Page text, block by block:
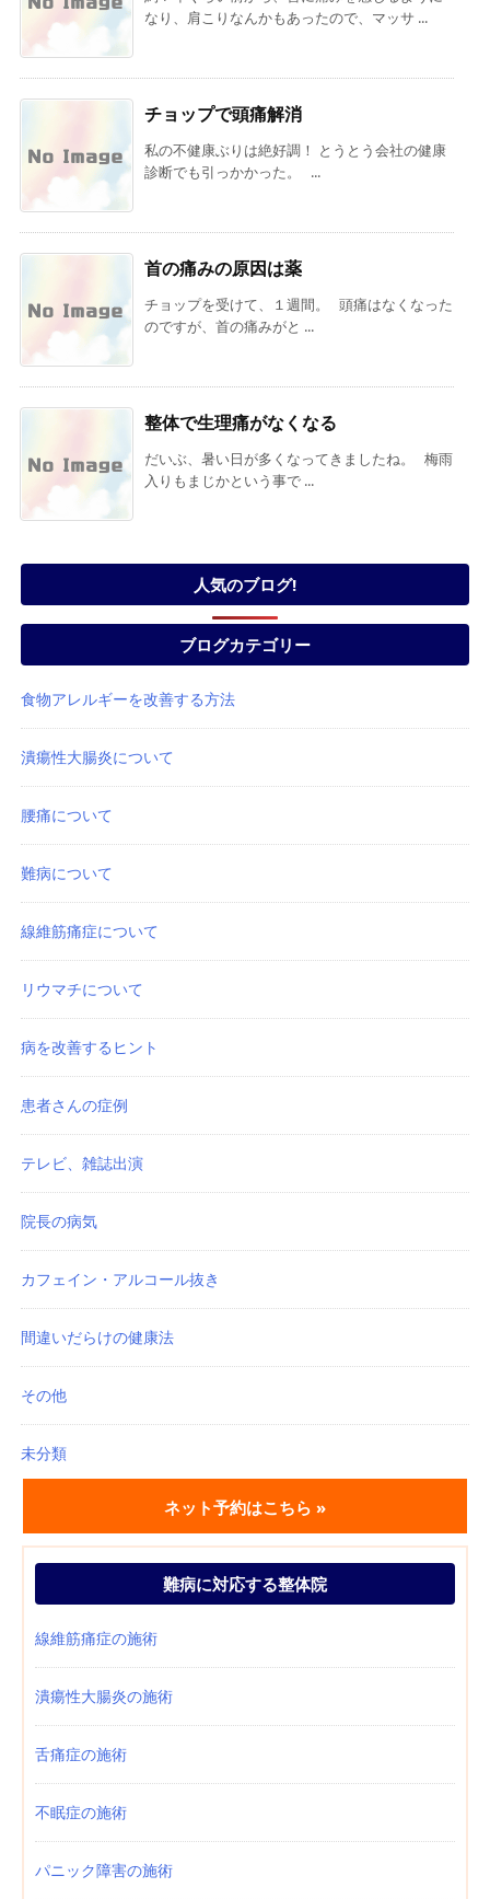
なり、肩こりなんかもあったので、マッサ ...
チョップで頭痛解消
私の不健康ぶりは絶好調！ とうとう会社の健康
診断でも引っかかった。 ...
首の痛みの原因は薬
チョップを受けて、１週間。 頭痛はなくなった
のですが、首の痛みがと ...
整体で生理痛がなくなる
だいぶ、暑い日が多くなってきましたね。 梅雨
入りもまじかという事で ...
人気のブログ!
ブログカテゴリー
食物アレルギーを改善する方法
潰瘍性大腸炎について
腰痛について
難病について
線維筋痛症について
リウマチについて
病を改善するヒント
患者さんの症例
テレビ、雑誌出演
院長の病気
カフェイン・アルコール抜き
間違いだらけの健康法
その他
未分類
ネット予約はこちら »
難病に対応する整体院
線維筋痛症の施術
潰瘍性大腸炎の施術
舌痛症の施術
不眠症の施術
パニック障害の施術